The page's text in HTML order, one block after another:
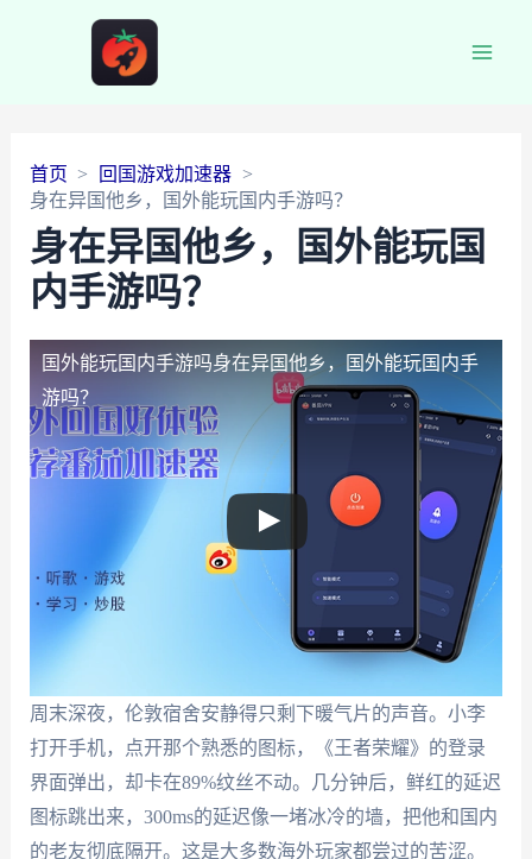
首页
回国游戏加速器
身在异国他乡，国外能玩国内手游吗？
身在异国他乡，国外能玩国
内手游吗？
国外能玩国内手游吗身在异国他乡，国外能玩国内手
游吗？
周末深夜，伦敦宿舍安静得只剩下暖气片的声音。小李
打开手机，点开那个熟悉的图标，《王者荣耀》的登录
界面弹出，却卡在89%纹丝不动。几分钟后，鲜红的延迟
图标跳出来，300ms的延迟像一堵冰冷的墙，把他和国内
的老友彻底隔开。这是大多数海外玩家都尝过的苦涩。